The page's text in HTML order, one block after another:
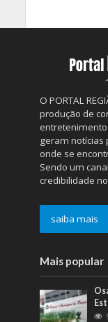
O PORTAL
produção de
entretenimento
geram notícias
onde se
Sendo um
credibilidade
saiba mais
Mais popular